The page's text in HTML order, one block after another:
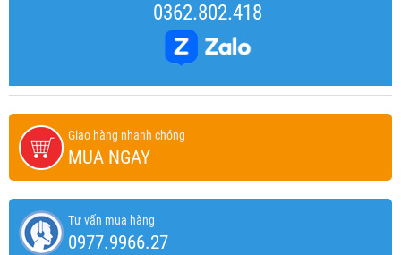
0362.802.418
Giao hàng nhanh chóng
MUA NGAY
Tư vấn mua hàng
0977.9966.27